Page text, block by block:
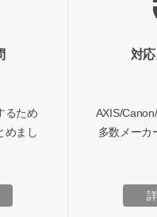
るため
めまし
対
AXIS/
多数メーカ